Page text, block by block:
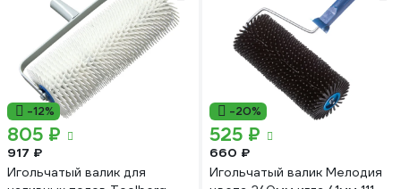
-12%
805 ₽
917 ₽
Игольчатый валик для
-20%
525 ₽
660 ₽
Игольчатый валик Мелодия